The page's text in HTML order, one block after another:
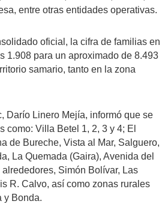
entre otras entidades operativas.
oficial, la cifra de familias en
1.908 para un aproximado de 8.493
samario, tanto en la zona
Darío Linero Mejía, informó que se
como: Villa Betel 1, 2, 3 y 4; El
de Bureche, Vista al Mar, Salguero,
La Quemada (Gaira), Avenida del
Simón Bolívar, Las
R. Calvo, así como zonas rurales
y Bonda.